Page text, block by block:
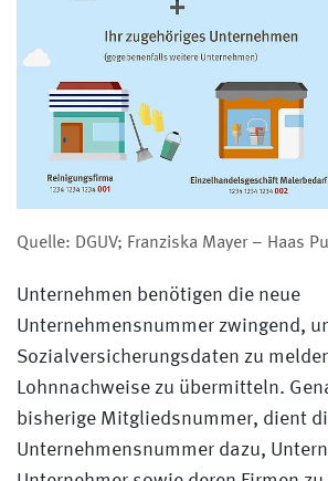
Quelle: DGUV; Franziska Mayer – Haas
Unternehmen benötigen die neue
Unternehmensnummer zwingend,
Sozialversicherungsdaten zu
Lohnnachweise zu übermitteln.
bisherige Mitgliedsnummer, dient
Unternehmensnummer dazu,